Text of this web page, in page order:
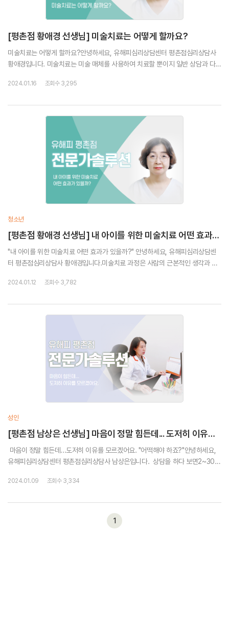
[평촌점 황애경 선생님] 미술치료는 어떻게 할까요?
미술치료는 어떻게 할까요?안녕하세요, 유해피심리상담센터 평촌점심리상담사
황애경입니다. 미술치료는 미술 매체를 사용하여 치료할 뿐이지 일반 상담과 다르
다가갈 수 있습니다.&nbs...
2024.01.16 조회수 3,295
청소년
[평촌점 황애경 선생님] 내 아이를 위한 미술치료 어떤 효과가 있을까?
"내 아이를 위한 미술치료 어떤 효과가 있을까?" 안녕하세요, 유해피심리상담센
터 평촌점심리상담사 황애경입니다.미술치료 과정은 사람의 근본적인 생각과 감
반하고 있습니다.&nbs...
2024.01.12 조회수 3,782
성인
[평촌점 남상은 선생님] 마음이 정말 힘든데... 도저히 이유를 모르겠어요.
마음이 정말 힘든데...도저히 이유를 모르겠어요. "어떡해야 하죠?"안녕하세요,
유해피심리상담센터 평촌점심리상담사 남상은입니다. 상담을 하다 보면2~30대
들이 많습니다. 이야기...
2024.01.09 조회수 3,334
1